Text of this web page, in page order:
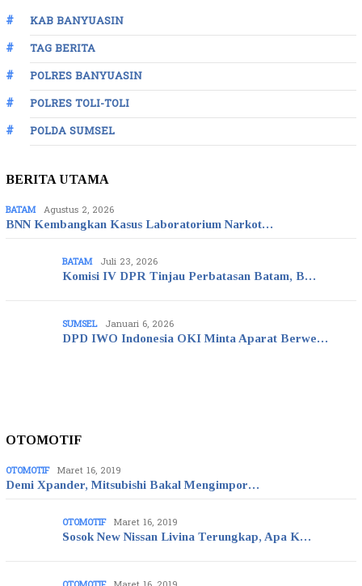
KAB BANYUASIN
TAG BERITA
POLRES BANYUASIN
POLRES TOLI-TOLI
POLDA SUMSEL
BERITA UTAMA
BATAM Agustus 2, 2026
BNN Kembangkan Kasus Laboratorium Narkot…
BATAM Juli 23, 2026
Komisi IV DPR Tinjau Perbatasan Batam, B…
SUMSEL Januari 6, 2026
DPD IWO Indonesia OKI Minta Aparat Berwe…
OTOMOTIF
OTOMOTIF Maret 16, 2019
Demi Xpander, Mitsubishi Bakal Mengimpor…
OTOMOTIF Maret 16, 2019
Sosok New Nissan Livina Terungkap, Apa K…